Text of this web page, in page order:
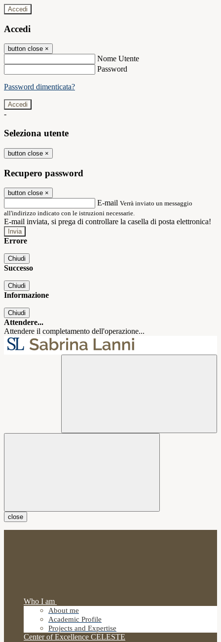
Accedi
Accedi
button close ×
Nome Utente
Password
Password dimenticata?
-
Seleziona utente
button close ×
Recupero password
button close ×
E-mail Verrà inviato un messaggio
all'indirizzo indicato con le istruzioni necessarie.
E-mail inviata, si prega di controllare la casella di posta elettronica!
Errore
Chiudi
Successo
Chiudi
Informazione
Chiudi
Attendere...
Attendere il completamento dell'operazione...
close
Who I am
About me
Academic Profile
Projects and Expertise
Center of Excellence CELESTE